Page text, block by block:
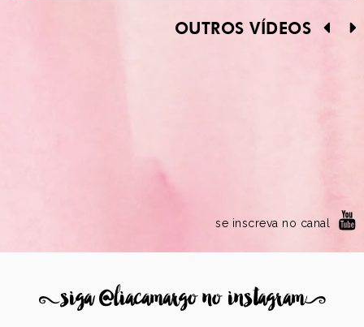
OUTROS VÍDEOS
se inscreva no canal
8siga @liacamargo no instagram9